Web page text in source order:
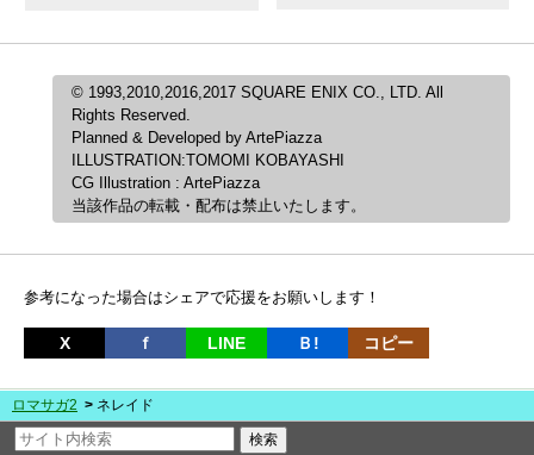
© 1993,2010,2016,2017 SQUARE ENIX CO., LTD. All
Rights Reserved.
Planned & Developed by ArtePiazza
ILLUSTRATION:TOMOMI KOBAYASHI
CG Illustration : ArtePiazza
当該作品の転載・配布は禁止いたします。
参考になった場合はシェアで応援をお願いします！
X ｆ LINE Ｂ! コピー
ロマサガ2 ネレイド